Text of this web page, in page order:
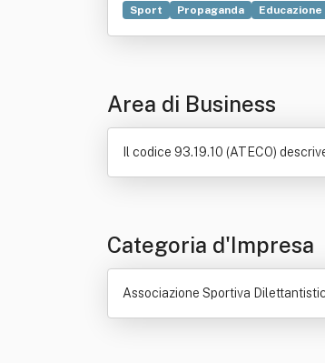
Sport Propaganda Educazione
Area di Business
Il codice 93.19.10 (ATECO)
Categoria d'Impresa
Associazione Sportiva